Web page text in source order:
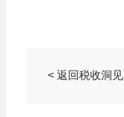
< 返回税收洞见